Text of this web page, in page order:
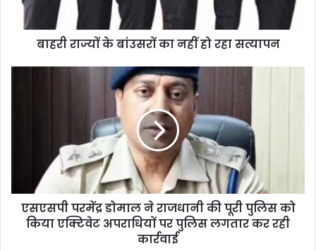
बाहरी राज्यों के बांउसरों का नहीं हो रहा सत्यापन
एसएसपी परमेंद्र डोमाल ने राजधानी की पूरी पुलिस को
किया एक्टिवेट अपराधियों पर पुलिस लगतार कर रही
कार्रवाई